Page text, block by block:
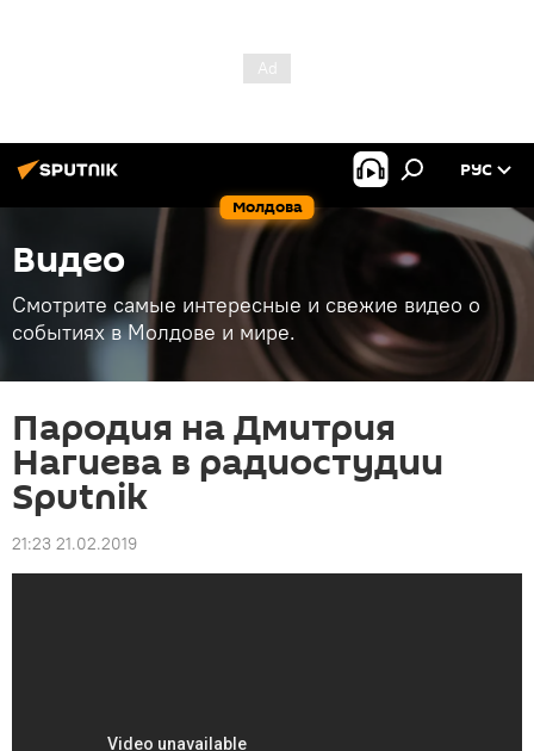
Молдова
РУС
Видео
Смотрите самые интересные и свежие видео о
событиях в Молдове и мире.
Пародия на Дмитрия
Нагиева в радиостудии
Sputnik
21:23 21.02.2019